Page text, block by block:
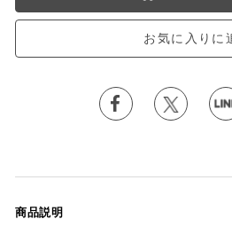
お気に入りに
商品説明